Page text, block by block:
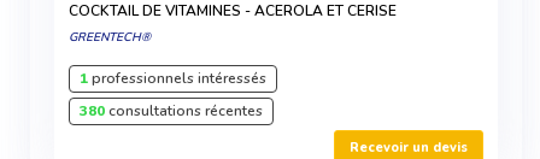
COCKTAIL DE VITAMINES - ACEROLA ET CERISE
GREENTECH®
1professionnels intéressés
380consultations récentes
Recevoir un devis